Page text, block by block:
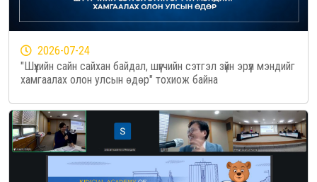
2026-07-24
"Шүүхийн сайн сайхан байдал, шүүгчийн сэтгэл зүйн эрүүл мэндийг
хамгаалах олон улсын өдөр" тохиож байна